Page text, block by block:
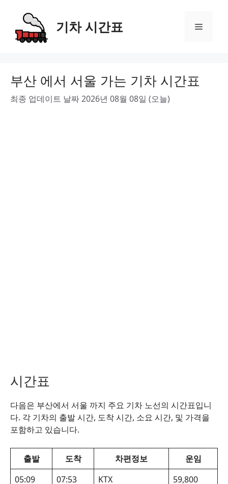
content
기차 시간표 Menu
부산 에서 서울 가는 기차 시간표
최종 업데이트 날짜 2026년 08월 08일 (오늘)
시간표
다음은 부산에서 서울 까지 주요 기차 노선의 시간표입니
다. 각 기차의 출발 시간, 도착 시간, 소요 시간, 및 가격을
포함하고 있습니다.
출발 도착 차편정보
운임
05:09
07:53 KTX
59,800